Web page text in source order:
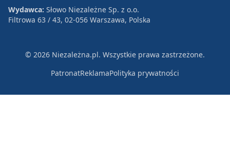
Wydawca: Słowo Niezależne Sp. z o.o.
Filtrowa 63 / 43, 02-056 Warszawa, Polska
© 2026 Niezależna.pl. Wszystkie prawa zastrzeżone.
PatronatReklamaPolityka prywatności